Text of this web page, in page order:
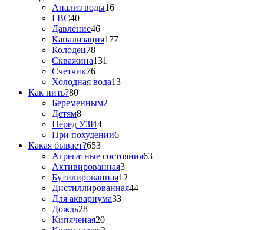
Анализ воды16
ГВС40
Давление46
Канализация177
Колодец78
Скважина131
Счетчик76
Холодная вода13
Как пить?80
Беременным2
Детям8
Перед УЗИ4
При похудении6
Какая бывает?653
Агрегатные состояния63
Активированная3
Бутилированная12
Дистиллированная44
Для аквариума33
Дождь28
Кипяченая20